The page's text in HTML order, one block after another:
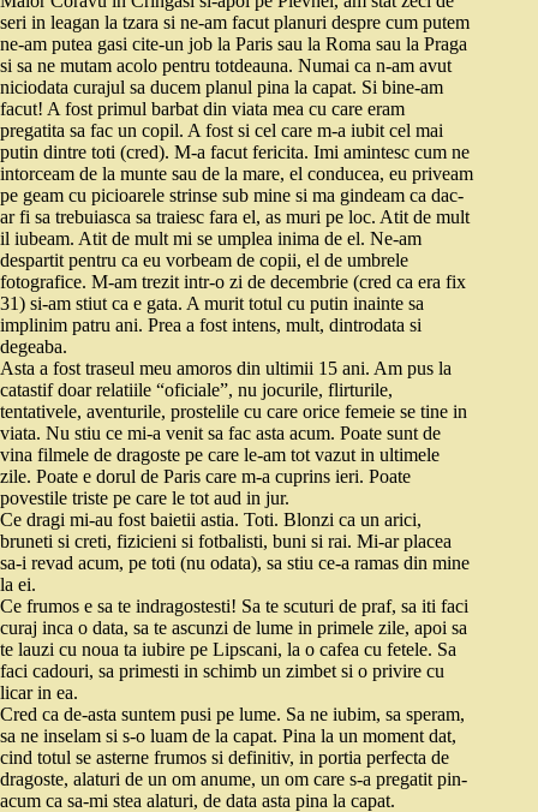
seri in leagan la tzara si ne-am facut planuri despre cum putem
ne-am putea gasi cite-un job la Paris sau la Roma sau la Praga
si sa ne mutam acolo pentru totdeauna. Numai ca n-am avut
niciodata curajul sa ducem planul pina la capat. Si bine-am
facut! A fost primul barbat din viata mea cu care eram
pregatita sa fac un copil. A fost si cel care m-a iubit cel mai
putin dintre toti (cred). M-a facut fericita. Imi amintesc cum ne
intorceam de la munte sau de la mare, el conducea, eu priveam
pe geam cu picioarele strinse sub mine si ma gindeam ca dac-
ar fi sa trebuiasca sa traiesc fara el, as muri pe loc. Atit de mult
il iubeam. Atit de mult mi se umplea inima de el. Ne-am
despartit pentru ca eu vorbeam de copii, el de umbrele
fotografice. M-am trezit intr-o zi de decembrie (cred ca era fix
31) si-am stiut ca e gata. A murit totul cu putin inainte sa
implinim patru ani. Prea a fost intens, mult, dintrodata si
degeaba.
Asta a fost traseul meu amoros din ultimii 15 ani. Am pus la
catastif doar relatiile “oficiale”, nu jocurile, flirturile,
tentativele, aventurile, prostelile cu care orice femeie se tine in
viata. Nu stiu ce mi-a venit sa fac asta acum. Poate sunt de
vina filmele de dragoste pe care le-am tot vazut in ultimele
zile. Poate e dorul de Paris care m-a cuprins ieri. Poate
povestile triste pe care le tot aud in jur.
Ce dragi mi-au fost baietii astia. Toti. Blonzi ca un arici,
bruneti si creti, fizicieni si fotbalisti, buni si rai. Mi-ar placea
sa-i revad acum, pe toti (nu odata), sa stiu ce-a ramas din mine
la ei.
Ce frumos e sa te indragostesti! Sa te scuturi de praf, sa iti faci
curaj inca o data, sa te ascunzi de lume in primele zile, apoi sa
te lauzi cu noua ta iubire pe Lipscani, la o cafea cu fetele. Sa
faci cadouri, sa primesti in schimb un zimbet si o privire cu
licar in ea.
Cred ca de-asta suntem pusi pe lume. Sa ne iubim, sa speram,
sa ne inselam si s-o luam de la capat. Pina la un moment dat,
cind totul se asterne frumos si definitiv, in portia perfecta de
dragoste, alaturi de un om anume, un om care s-a pregatit pin-
acum ca sa-mi stea alaturi, de data asta pina la capat.